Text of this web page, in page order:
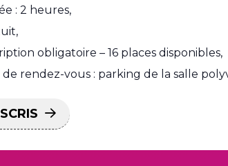
: 2 heures,
obligatoire – 16 places disponibles,
de rendez-vous : parking de la salle